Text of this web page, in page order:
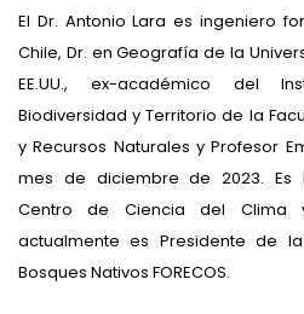
El Dr. Antonio Lara es ingeniero
Chile, Dr. en Geografía de la
EE.UU., ex-académico del
Biodiversidad y Territorio de la
y Recursos Naturales y Profesor
mes de diciembre de 2023. Es
Centro de Ciencia del Clima
actualmente es Presidente de
Bosques Nativos FORECOS.